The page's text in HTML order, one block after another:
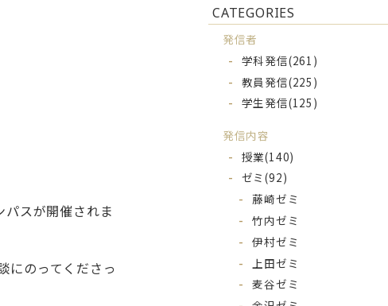
スが開催されま
にのってくださっ
CATEGORIES
発信者
学科発信(261)
教員発信(225)
学生発信(125)
発信内容
授業(140)
ゼミ(92)
藤崎ゼミ
竹内ゼミ
伊村ゼミ
上田ゼミ
麦谷ゼミ